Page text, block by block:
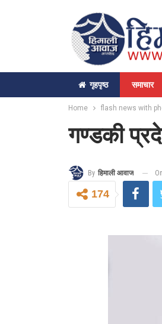
गृहपृष्‍ठ समाचार
Home flash news with
गण्डकी
By हिमाली आवाज
174